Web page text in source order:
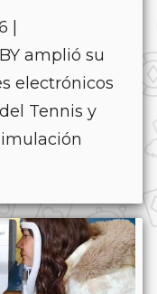
amplió su
electrónicos
Tennis y